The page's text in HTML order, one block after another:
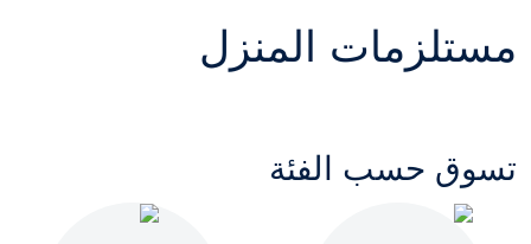
مستلزمات المنزل
تسوق حسب الفئة